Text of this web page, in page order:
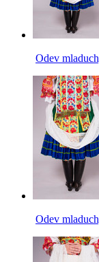
Odev
Odev